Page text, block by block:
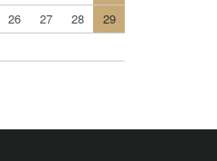
26 27 28
29